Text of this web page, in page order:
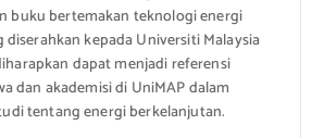
buku bertemakan teknologi energi
kepada Universiti Malaysia
dapat menjadi referensi
dan akademisi di UniMAP dalam
tentang energi berkelanjutan.